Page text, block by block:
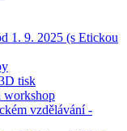
1. 9. 2025 (s Etickou
tisk
workshop
vzdělávání -